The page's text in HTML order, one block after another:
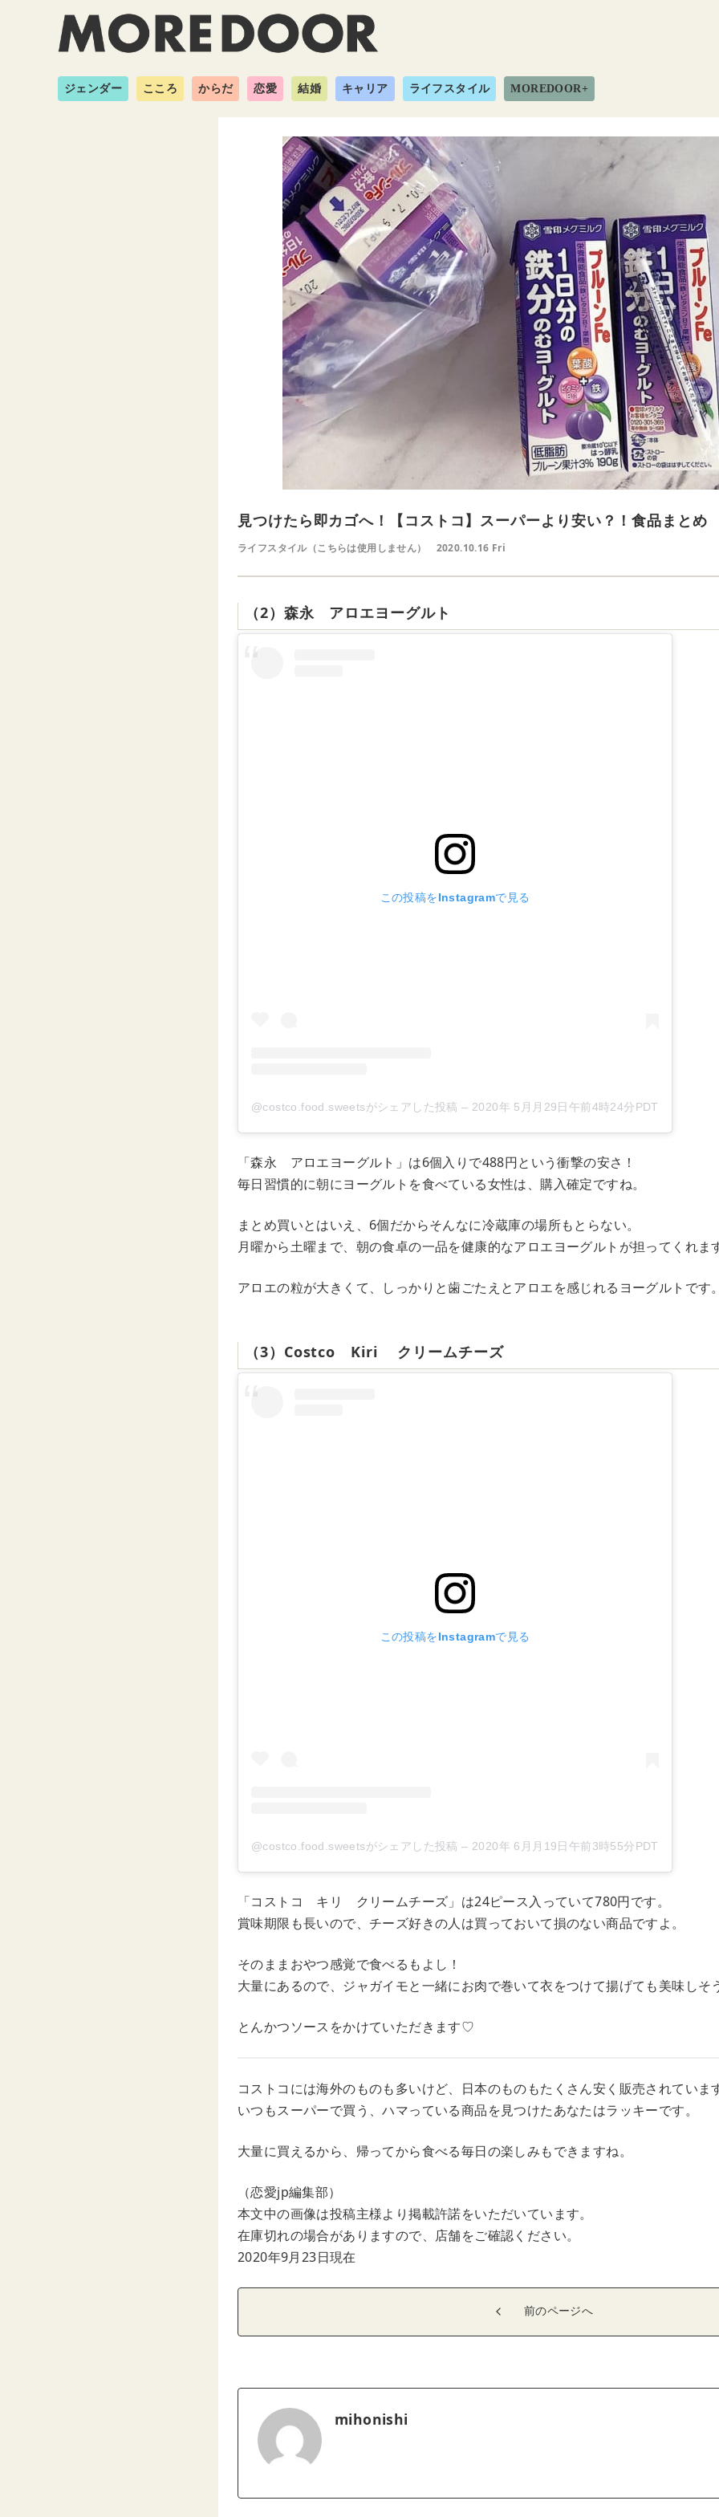
ジェンダー こころ からだ 恋愛 結婚 キャリア ライフスタイル MOREDOOR+
見つけたら即カゴへ！【コストコ】スーパーより安い？！食品まとめ
ライフスタイル（こちらは使用しません） 2020.10.16 Fri
（2）森永 アロエヨーグルト
この投稿をInstagramで見る
@costco.food.sweetsがシェアした投稿 – 2020年 5月月29日午前4時24分PDT
「森永 アロエヨーグルト」は6個入りで488円という衝撃の安さ！
毎日習慣的に朝にヨーグルトを食べている女性は、購入確定ですね。
まとめ買いとはいえ、6個だからそんなに冷蔵庫の場所もとらない。
月曜から土曜まで、朝の食卓の一品を健康的なアロエヨーグルトが担ってくれま
アロエの粒が大きくて、しっかりと歯ごたえとアロエを感じれるヨーグルトです
（3）Costco Kiri クリームチーズ
この投稿をInstagramで見る
@costco.food.sweetsがシェアした投稿 – 2020年 6月月19日午前3時55分PDT
「コストコ キリ クリームチーズ」は24ピース入っていて780円です。
賞味期限も長いので、チーズ好きの人は買っておいて損のない商品ですよ。
そのままおやつ感覚で食べるもよし！
大量にあるので、ジャガイモと一緒にお肉で巻いて衣をつけて揚げても美味しそ
とんかつソースをかけていただきます♡
コストコには海外のものも多いけど、日本のものもたくさん安く販売されていま
いつもスーパーで買う、ハマっている商品を見つけたあなたはラッキーです。
大量に買えるから、帰ってから食べる毎日の楽しみもできますね。
（恋愛jp編集部）
本文中の画像は投稿主様より掲載許諾をいただいています。
在庫切れの場合がありますので、店舗をご確認ください。
2020年9月23日現在
前のページへ
mihonishi